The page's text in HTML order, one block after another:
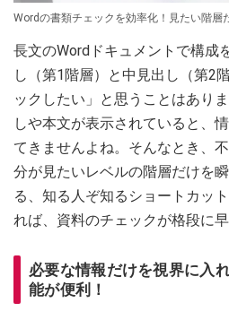
Wordの書類チェックを効率化！見たい階層
長文のWordドキュメントで構成
し（第1階層）と中見出し（第2
ックしたい」と思うことはあり
しや本文が表示されていると、
てきませんよね。そんなとき、
分が見たいレベルの階層だけを
る、知る人ぞ知るショートカッ
れば、資料のチェックが格段に
必要な情報だけを視界に入
能が便利！